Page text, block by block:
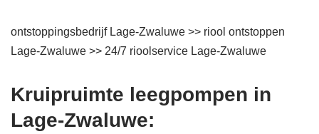
ontstoppingsbedrijf Lage-Zwaluwe >> riool ontstoppen
Lage-Zwaluwe >> 24/7 rioolservice Lage-Zwaluwe
Kruipruimte leegpompen in
Lage-Zwaluwe: